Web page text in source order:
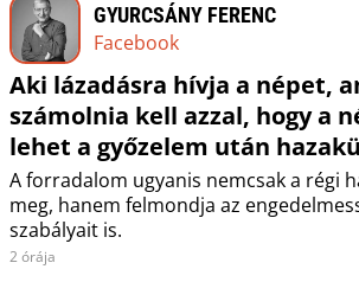
GYURCSÁNY FERENC
Facebook
Aki lázadásra hívja a népet,
számolnia kell azzal, hogy a
lehet a győzelem után
A forradalom ugyanis nemcsak a régi
meg, hanem felmondja az
szabályait is.
2 órája